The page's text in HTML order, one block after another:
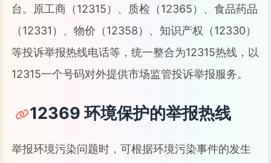
台。原工商（12315）、质检（12365）、食品药品
（12331）、物价（12358）、知识产权（12330）
等投诉举报热线电话等，统一整合为12315热线，以
12315一个号码对外提供市场监管投诉举报服务。
12369 环境保护的举报热线
举报环境污染问题时，可根据环境污染事件的发生